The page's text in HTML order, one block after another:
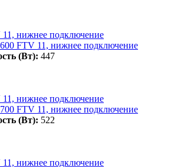
FTV 11, нижнее подключение
(Вт): 447
FTV 11, нижнее подключение
(Вт): 522